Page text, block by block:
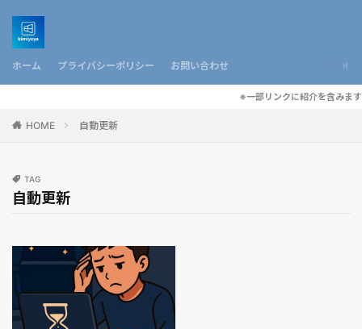
ホーム プライバシーポリシー お問い合わせ
※一部リンクに紹介を含みます
HOME 自動更新
TAG
自動更新